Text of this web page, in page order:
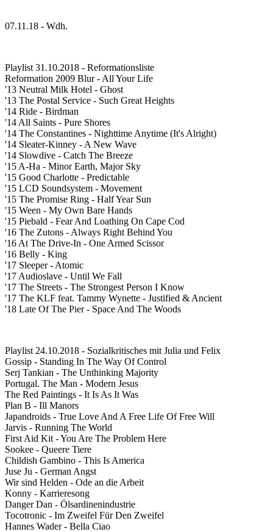
07.11.18 - Wdh.
Playlist 31.10.2018 - Reformationsliste
Reformation 2009 Blur - All Your Life
'13 Neutral Milk Hotel - Ghost
'13 The Postal Service - Such Great Heights
'14 Ride - Birdman
'14 All Saints - Pure Shores
'14 The Constantines - Nighttime Anytime (It's Alright)
'14 Sleater-Kinney - A New Wave
'14 Slowdive - Catch The Breeze
'15 A-Ha - Minor Earth, Major Sky
'15 Good Charlotte - Predictable
'15 LCD Soundsystem - Movement
'15 The Promise Ring - Half Year Sun
'15 Ween - My Own Bare Hands
'15 Piebald - Fear And Loathing On Cape Cod
'16 The Zutons - Always Right Behind You
'16 At The Drive-In - One Armed Scissor
'16 Belly - King
'17 Sleeper - Atomic
'17 Audioslave - Until We Fall
'17 The Streets - The Strongest Person I Know
'17 The KLF feat. Tammy Wynette - Justified & Ancient
'18 Late Of The Pier - Space And The Woods
Playlist 24.10.2018 - Sozialkritisches mit Julia und Felix
Gossip - Standing In The Way Of Control
Serj Tankian - The Unthinking Majority
Portugal. The Man - Modern Jesus
The Red Paintings - It Is As It Was
Plan B - Ill Manors
Japandroids - True Love And A Free Life Of Free Will
Jarvis - Running The World
First Aid Kit - You Are The Problem Here
Sookee - Queere Tiere
Childish Gambino - This Is America
Juse Ju - German Angst
Wir sind Helden - Ode an die Arbeit
Konny - Karrieresong
Danger Dan - Ölsardinenindustrie
Tocotronic - Im Zweifel Für Den Zweifel
Hannes Wader - Bella Ciao